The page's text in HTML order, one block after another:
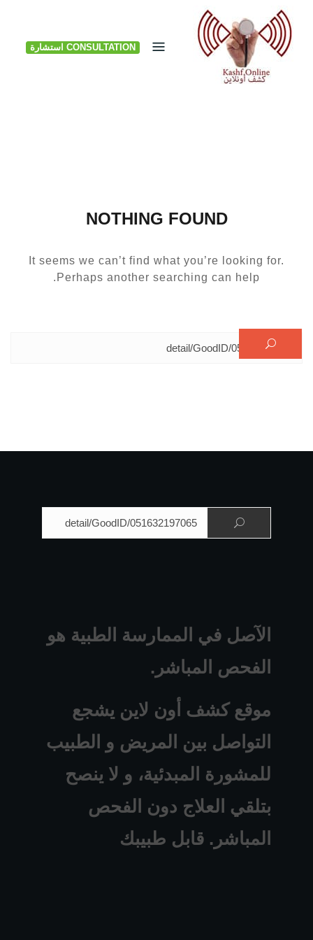
Skip
content
CONSULTATION استشارة
NOTHING FOUND
It seems we can’t find what you’re looking for.
Perhaps another searching can help.
البحث عن:
الآصل في الممارسة الطبية هو
الفحص المباشر.
موقع كشف أون لاين يشجع
التواصل بين المريض و الطبيب
للمشورة المبدئية، و لا ينصح
بتلقي العلاج دون الفحص
المباشر. قابل طبيبك